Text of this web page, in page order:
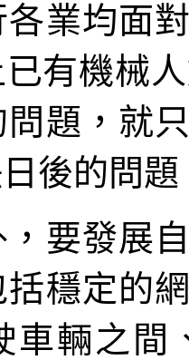
各業均面
有機械
題，就
後的問題
，要發展
穩定的
車輛之間